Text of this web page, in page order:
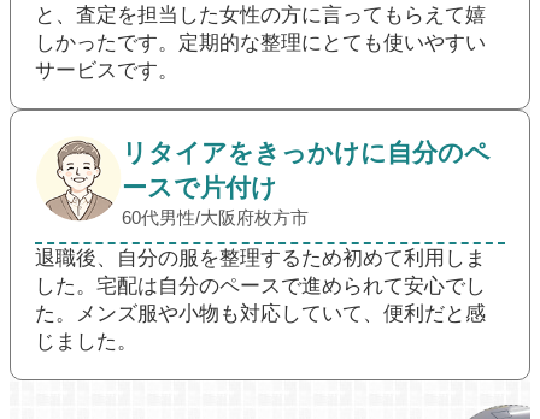
と、査定を担当した女性の方に言ってもらえて嬉
しかったです。定期的な整理にとても使いやすい
サービスです。
リタイアをきっかけに自分のペ
ースで片付け
60代男性/大阪府枚方市
退職後、自分の服を整理するため初めて利用しま
した。宅配は自分のペースで進められて安心でし
た。メンズ服や小物も対応していて、便利だと感
じました。